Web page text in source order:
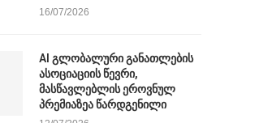
16/07/2026
AI გლობალური განათლების
ასოციაციის წევრი,
მასწავლებლის ეროვნულ
პრემიაზეა წარდგენილი